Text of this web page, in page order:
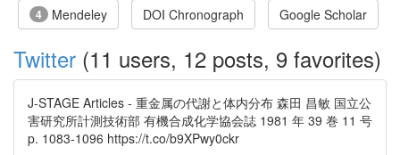
4 Mendeley DOI Chronograph Google Scholar
Twitter (11 users, 12 posts, 9 favorites)
J-STAGE Articles - 重金属の代謝と体内分布 森田 昌敏 国立公
害研究所計測技術部 有機合成化学協会誌 1981 年 39 巻 11 号
p. 1083-1096 https://t.co/b9XPwy0ckr